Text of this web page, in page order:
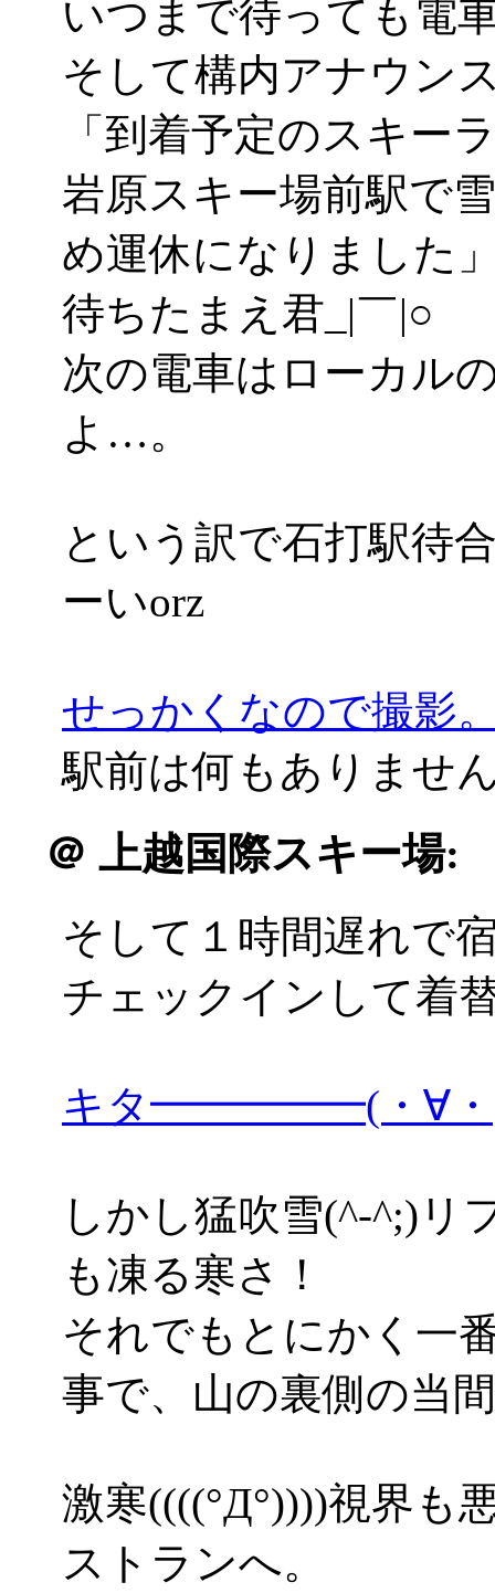
いつまで待っても電
そして構内アナウン
「到着予定のスキー
岩原スキー場前駅で
め運休になりました
待ちたまえ君_|￣|○
次の電車はローカル
よ…。
という訳で石打駅待
ーいorz
せっかくなので撮影
駅前は何もありませ
＠ 上越国際スキー場:
そして１時間遅れで
チェックインして着
キタ━━━━━(・∀
しかし猛吹雪(^-^;)リ
も凍る寒さ！
それでもとにかく一
事で、山の裏側の当
激寒((((°Д°))))視界も
ストランへ。